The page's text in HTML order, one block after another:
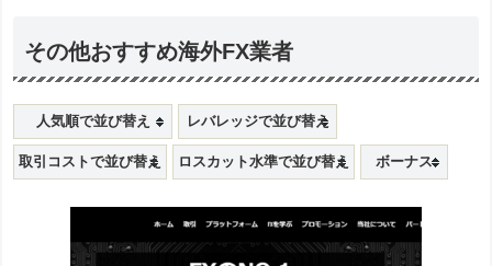
その他おすすめ海外FX業者
人気順で並び替え レバレッジで並び替え
取引コストで並び替え ロスカット水準で並び替え ボーナス